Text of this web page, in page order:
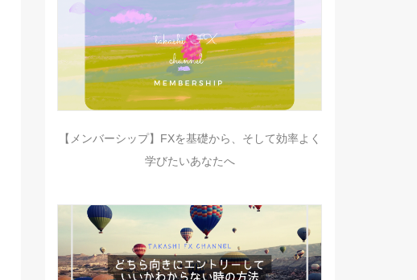
【メンバーシップ】FXを基礎から、そして効率よく
学びたいあなたへ